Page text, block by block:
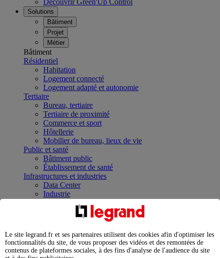
Découvrir Green'Up Control
Solutions
Bâtiment
Projet
Métier
Bâtiment
Résidentiel
Habitation
Logement connecté
Logement adapté et autonomie
Tertiaire
Bureau, tertiaire
Tertiaire de proximité
Commerce et sport
Hôtellerie
Mobilier de bureau, lieux de vie
Public et santé
Bâtiment public
Établissement de santé
Infrastructures et industries
Data Center
Industrie
Infrastructures
Contrôler et planifier le fonctionnement des appareils
Répartir et optimiser son tableau électrique
Legrand Data Center Solutions : concentrer les
expertises au service de vos performances
Le site legrand.fr et ses partenaires utilisent des cookies afin d'optimiser les
fonctionnalités du site, de vous proposer des vidéos et des remontées de
contenus de plateformes sociales, à des fins d'analyse de l'audience du site